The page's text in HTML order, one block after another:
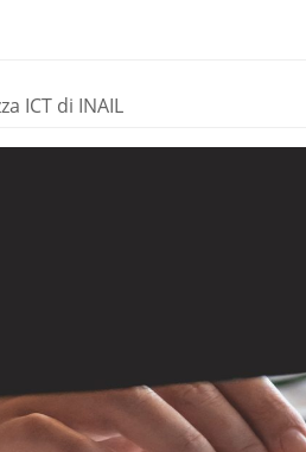
ICT di INAIL